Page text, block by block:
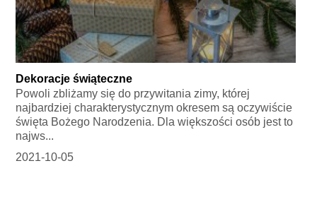
Dekoracje świąteczne
Powoli zbliżamy się do przywitania zimy, której
najbardziej charakterystycznym okresem są oczywiście
święta Bożego Narodzenia. Dla większości osób jest to
najws...
2021-10-05